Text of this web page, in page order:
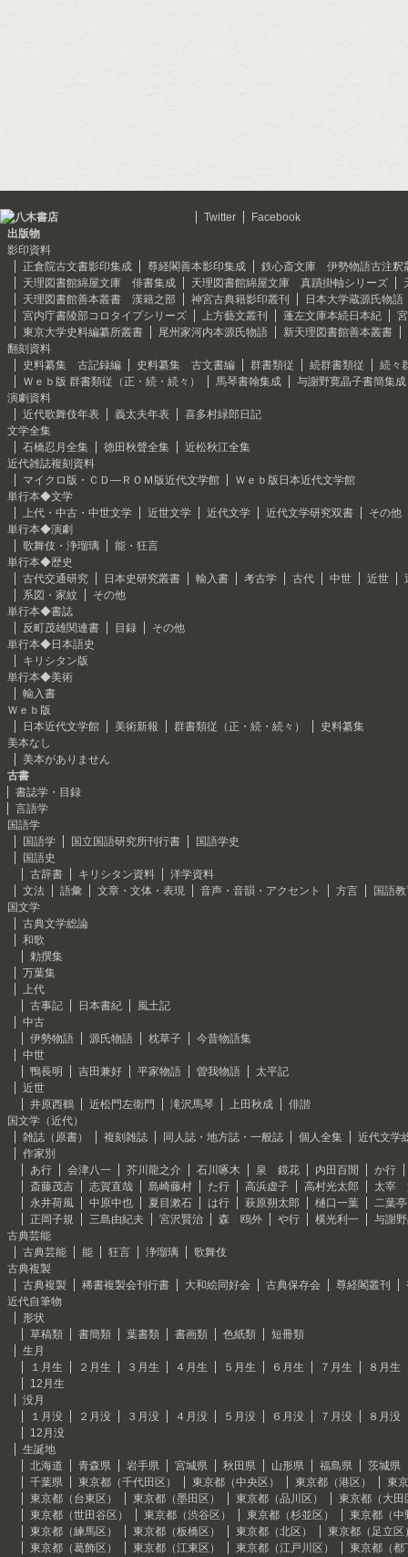
Twitter
Facebook
出版物
影印資料
正倉院古文書影印集成
尊経閣善本影印集成
鉄心斎文庫 伊勢物語古注釈
天理図書館綿屋文庫 俳書集成
天理図書館綿屋文庫 真蹟掛軸シリーズ
天理図書館善本叢書 漢籍之部
神宮古典籍影印叢刊
日本大学蔵源氏物語
宮内庁書陵部コロタイプシリーズ
上方藝文叢刊 蓬左文庫本続日本紀
東京大学史料編纂所叢書
尾州家河内本源氏物語
新天理図書館善本叢書
翻刻資料
史料纂集 古記録編
史料纂集 古文書編 群書類従 続群書類従
続々
Ｗｅｂ版 群書類従（正・続・続々）
馬琴書翰集成
与謝野寛晶子書簡集成
演劇資料
近代歌舞伎年表
義太夫年表
喜多村緑郎日記
文学全集
石橋忍月全集
徳田秋聲全集
近松秋江全集
近代雑誌複刻資料
マイクロ版・ＣＤ―ＲＯＭ版近代文学館
Ｗｅｂ版日本近代文学館
単行本◆文学
上代・中古・中世文学
近世文学 近代文学 近代文学研究双書
その他
単行本◆演劇
歌舞伎・浄瑠璃
能・狂言
単行本◆歴史
古代交通研究
日本史研究叢書 輸入書 考古学 古代 中世 近世
系図・家紋
その他
単行本◆書誌
反町茂雄関連書
目録
その他
単行本◆日本語史
キリシタン版
単行本◆美術
輸入書
Ｗｅｂ版
日本近代文学館
美術新報 群書類従（正・続・続々）
史料纂集
美本なし
美本がありません
古書
書誌学・目録
言語学
国語学
国語学
国立国語研究所刊行書
国語学史
国語史
古辞書
キリシタン資料
洋学資料
文法
語彙 文章・文体・表現 音声・音韻・アクセント 方言
国語
国文学
古典文学総論
和歌
勅撰集
万葉集
上代
古事記
日本書紀
風土記
中古
伊勢物語
源氏物語 枕草子
今昔物語集
中世
鴨長明
吉田兼好 平家物語 曽我物語
太平記
近世
井原西鶴
近松門左衛門 滝沢馬琴 上田秋成
俳諧
国文学（近代）
雑誌（原書）
複刻雑誌 同人誌・地方誌・一般誌 個人全集
近代文学
作家別
あ行
会津八一 芥川龍之介 石川啄木 泉 鏡花 内田百閒
か行
斎藤茂吉
志賀直哉 島崎藤村 た行 高浜虚子 高村光太郎
太宰
永井荷風
中原中也 夏目漱石 は行 萩原朔太郎 樋口一葉
二葉
正岡子規
三島由紀夫 宮沢賢治 森 鴎外 や行 横光利一
与謝
古典芸能
古典芸能
能 狂言 浄瑠璃
歌舞伎
古典複製
古典複製
稀書複製会刊行書 大和絵同好会 古典保存会 尊経閣叢刊
近代自筆物
形状
草稿類
書簡類 葉書類 書画類 色紙類
短冊類
生月
１月生
２月生 ３月生 ４月生 ５月生 ６月生 ７月生
８月生
12月生
没月
１月没
２月没 ３月没 ４月没 ５月没 ６月没 ７月没
８月没
12月没
生誕地
北海道
青森県 岩手県 宮城県 秋田県 山形県 福島県
茨城県
千葉県
東京都（千代田区） 東京都（中央区） 東京都（港区）
東
東京都（台東区）
東京都（墨田区） 東京都（品川区）
東京都（大田
東京都（世田谷区）
東京都（渋谷区） 東京都（杉並区）
東京都（中
東京都（練馬区）
東京都（板橋区） 東京都（北区）
東京都（足立区
東京都（葛飾区）
東京都（江東区） 東京都（江戸川区）
東京都（都